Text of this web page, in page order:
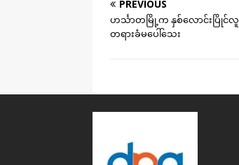
PREVIOUS
ဟင်္သာတမြို့က နှစ်လောင်းပ
တရားခံမပေါ်သေး